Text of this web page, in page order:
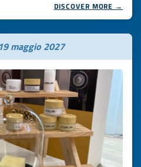
DISCOVER MORE →
19 maggio 2027